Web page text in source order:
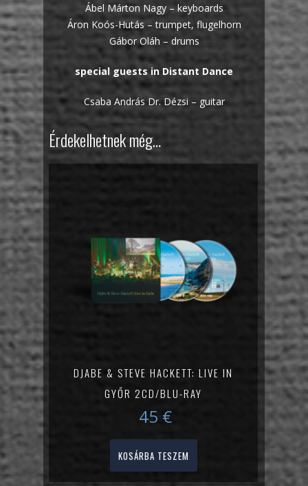
Ábel Márton Nagy – keyboards
Áron Koós-Hutás – trumpet, flugelhorn
Gábor Oláh – drums
special guests in Distant Dance
Csaba András Dr. Dézsi – guitar
Érdekelhetnek még…
DJABE & STEVE HACKETT: LIVE IN
GYŐR 2CD/BLU-RAY
45 €
KOSÁRBA TESZEM